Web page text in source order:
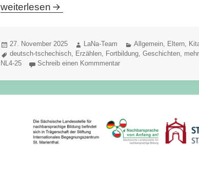
Deutsch-Tschechischer Geschichtentag
weiterlesen
Veröffentlicht
am
27. November 2025 Autor
LaNa-Team Kategorien
Allgemein, Eltern,
Schlagwörter
deutsch-tschechisch, Erzählen, Fortbildung,Geschichten,
NL4-25
Schreib einen Kommmentar